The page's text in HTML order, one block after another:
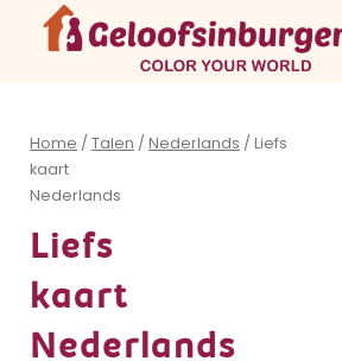
Home / Talen / Nederlands / Liefs
kaart
Nederlands
Liefs
kaart
Nederlands